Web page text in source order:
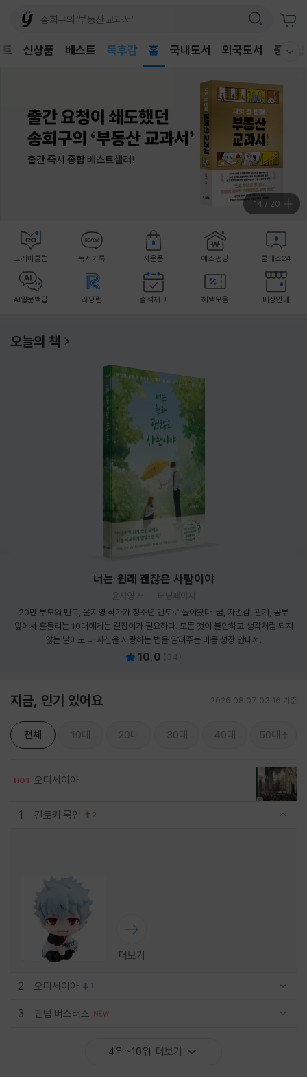
신상품 베스트
독후감
홈 국내도서 외국도서 중고샵
15 / 20
크레마클럽 독서기록 사은품 예스펀딩 클래스24
AI일문백답 리딩런 출석체크 혜택모음 매장안내
오늘의 책
너는 원래 괜찮은 사람이야
윤지영 저
터닝페이지
20만 부모의 멘토, 윤지영 작가가 청소년 멘토로 돌아왔다. 꿈, 자존감, 관계, 공부
앞에서 흔들리는 10대에게는 길잡이가 필요하다. 모든 것이 불안하고 생각처럼 되지
않는 날에도 나 자신을 사랑하는 법을 알려주는 마음 성장 안내서.
10.0 ( 34 )
지금, 인기 있어요 2026.08.07 03:16 기준
전체 10대 20대 30대 40대 50대
HOT 오디세이아
1 긴토키 룩업 2
더보기
2 오디세이아 1
3 팬텀 버스터즈
4위~10위 더보기